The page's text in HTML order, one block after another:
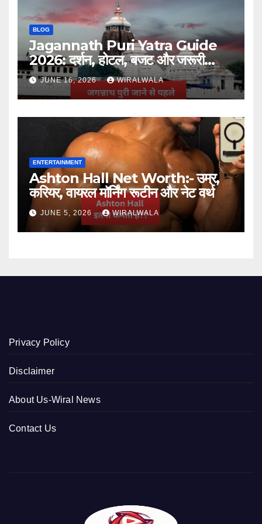
BLOG
Jagannath Puri Yatra Guide
2026: दर्शन, होटल, बजट और जरूरी
जानकारी
JUNE 16, 2026 WIRALWALA
ENTERTAINMENT
Ashton Hall Net Worth:- उम्र,
करियर, वायरल मॉर्निंग रूटीन और नेट वर्थ
JUNE 5, 2026 WIRALWALA
Privacy Policy
Disclaimer
About Us-Wiral News
Contact Us